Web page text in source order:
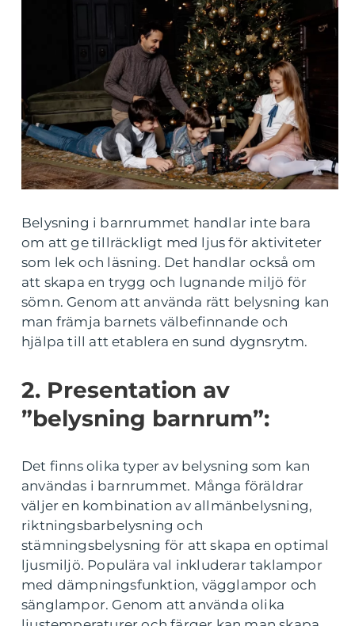
Belysning i barnrummet handlar inte bara
om att ge tillräckligt med ljus för aktiviteter
som lek och läsning. Det handlar också om
att skapa en trygg och lugnande miljö för
sömn. Genom att använda rätt belysning kan
man främja barnets välbefinnande och
hjälpa till att etablera en sund dygnsrytm.
2. Presentation av
”belysning barnrum”:
Det finns olika typer av belysning som kan
användas i barnrummet. Många föräldrar
väljer en kombination av allmänbelysning,
riktningsbarbelysning och
stämningsbelysning för att skapa en optimal
ljusmiljö. Populära val inkluderar taklampor
med dämpningsfunktion, vägglampor och
sänglampor. Genom att använda olika